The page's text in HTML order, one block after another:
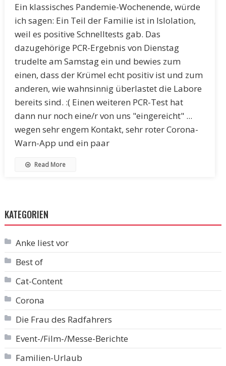
Ein klassisches Pandemie-Wochenende, würde
ich sagen: Ein Teil der Familie ist in Islolation,
weil es positive Schnelltests gab. Das
dazugehörige PCR-Ergebnis von Dienstag
trudelte am Samstag ein und bewies zum
einen, dass der Krümel echt positiv ist und zum
anderen, wie wahnsinnig überlastet die Labore
bereits sind. :( Einen weiteren PCR-Test hat
dann nur noch eine/r von uns "eingereicht" ...
wegen sehr engem Kontakt, sehr roter Corona-
Warn-App und ein paar
Read More
KATEGORIEN
Anke liest vor
Best of
Cat-Content
Corona
Die Frau des Radfahrers
Event-/Film-/Messe-Berichte
Familien-Urlaub